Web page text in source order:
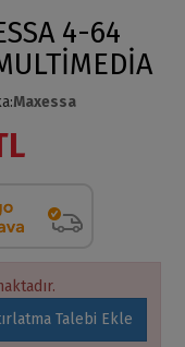
4-64
:Maxessa
Talebi Ekle